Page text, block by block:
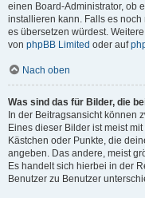
einen Board-Administrator, ob
installieren kann. Falls es
es übersetzen würdest.
von phpBB Limited oder auf
Nach oben
Was sind das für Bilder, die
In der Beitragsansicht können
Eines dieser Bilder ist meist
Kästchen oder Punkte, die
angeben. Das andere, meist
Es handelt sich hierbei in der
Benutzer zu Benutzer